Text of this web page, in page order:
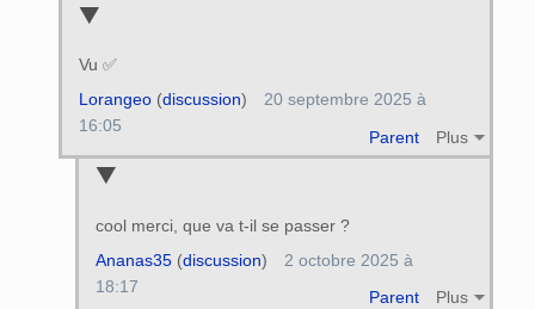
Vu ✅️
Parent Plus
Lorangeo(discussion)
20 septembre 2025 à
16:05
cool merci, que va t-il se passer ?
Parent Plus
Ananas35(discussion)
2 octobre 2025 à
18:17